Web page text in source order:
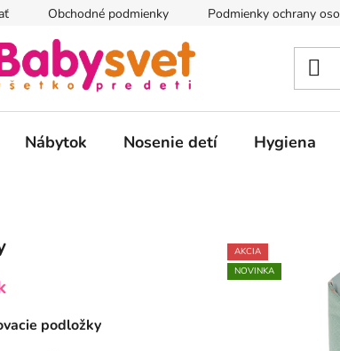
Obchodné podmienky Podmienky ochrany
Nábytok Nosenie detí Hygiena
podložky
AKCIA
NOVINKA